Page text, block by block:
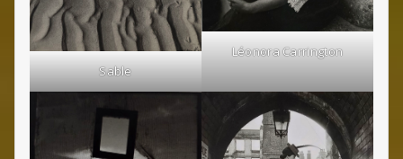
Sable
Léonora Carrington